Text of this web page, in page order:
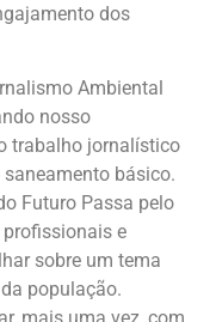
dos
Ambiental
nosso
trabalho jornalístico
básico.
Futuro Passa pelo
profissionais e
sobre um tema
população.